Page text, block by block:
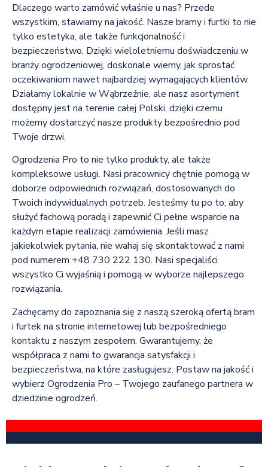
Dlaczego warto zamówić właśnie u nas? Przede
wszystkim, stawiamy na jakość. Nasze bramy i furtki to nie
tylko estetyka, ale także funkcjonalność i
bezpieczeństwo. Dzięki wieloletniemu doświadczeniu w
branży ogrodzeniowej, doskonale wiemy, jak sprostać
oczekiwaniom nawet najbardziej wymagających klientów.
Działamy lokalnie w Wąbrzeźnie, ale nasz asortyment
dostępny jest na terenie całej Polski, dzięki czemu
możemy dostarczyć nasze produkty bezpośrednio pod
Twoje drzwi.
Ogrodzenia Pro to nie tylko produkty, ale także
kompleksowe usługi. Nasi pracownicy chętnie pomogą w
doborze odpowiednich rozwiązań, dostosowanych do
Twoich indywidualnych potrzeb. Jesteśmy tu po to, aby
służyć fachową poradą i zapewnić Ci pełne wsparcie na
każdym etapie realizacji zamówienia. Jeśli masz
jakiekolwiek pytania, nie wahaj się skontaktować z nami
pod numerem +48 730 222 130. Nasi specjaliści
wszystko Ci wyjaśnią i pomogą w wyborze najlepszego
rozwiązania.
Zachęcamy do zapoznania się z naszą szeroką ofertą bram
i furtek na stronie internetowej lub bezpośredniego
kontaktu z naszym zespołem. Gwarantujemy, że
współpraca z nami to gwarancja satysfakcji i
bezpieczeństwa, na które zasługujesz. Postaw na jakość i
wybierz Ogrodzenia Pro – Twojego zaufanego partnera w
dziedzinie ogrodzeń.